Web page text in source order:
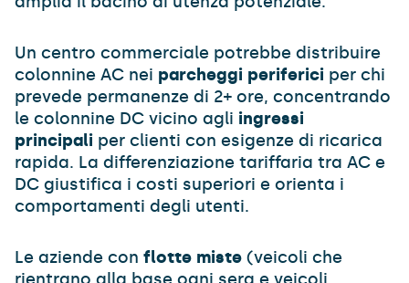
Un centro commerciale potrebbe distribuire
colonnine AC nei parcheggi periferici per chi
prevede permanenze di 2+ ore, concentrando
le colonnine DC vicino agli ingressi
principali per clienti con esigenze di ricarica
rapida. La differenziazione tariffaria tra AC e
DC giustifica i costi superiori e orienta i
comportamenti degli utenti.
Le aziende con flotte miste (veicoli che